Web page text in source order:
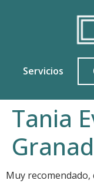
Servicios
Tania
Muy recomendado,